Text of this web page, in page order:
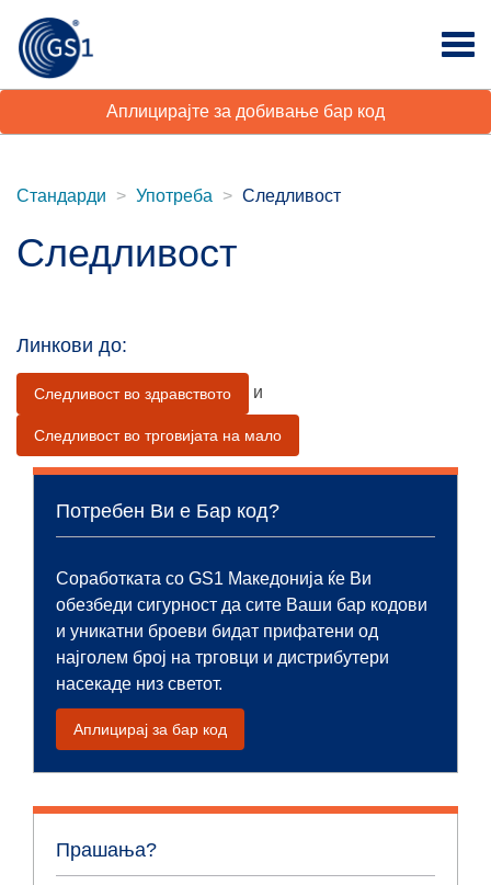
Аплицирајте за добивање бар код
Стандарди Употреба Следливост
Следливост
Линкови до:
Следливост во здравството и
Следливост во трговијата на мало
Потребен Ви е Бар код?
Соработката со GS1 Македонија ќе Ви
обезбеди сигурност да сите Ваши бар кодови
и уникатни броеви бидат прифатени од
најголем број на трговци и дистрибутери
насекаде низ светот.
Аплицирај за бар код
Прашања?